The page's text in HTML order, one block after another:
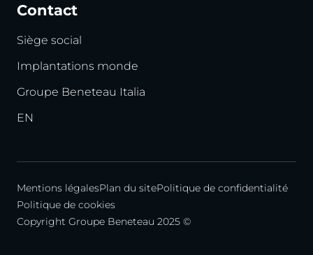
Contact
Siège social
Implantations monde
Groupe Beneteau Italia
EN
Mentions légalesPlan du sitePolitique de confidentialité
Politique de cookies
Copyright Groupe Beneteau 2025 ©